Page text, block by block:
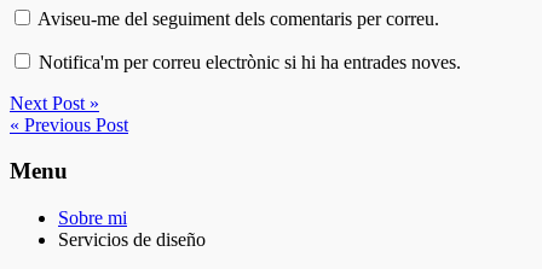
Aviseu-me del seguiment dels comentaris per correu.
Notifica'm per correu electrònic si hi ha entrades noves.
Next Post »
« Previous Post
Menu
Sobre mi
Servicios de diseño